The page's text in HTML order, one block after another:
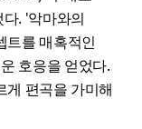
. '악마와의
트를 매혹적인
호응을 얻었다.
게 편곡을 가미해